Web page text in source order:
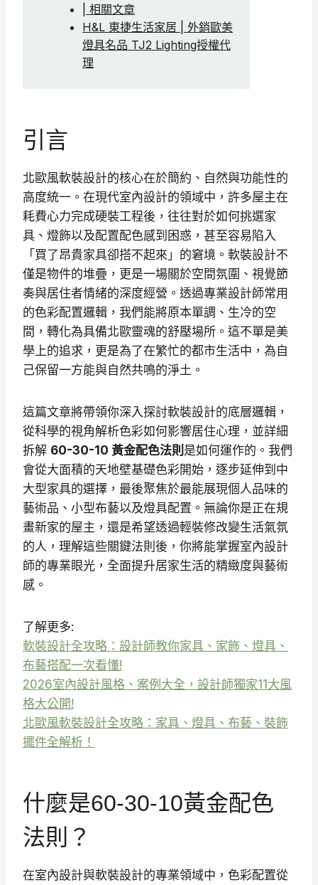
| 相關文章
H&L 東捷生活家居 | 外銷歐美
燈具名品 TJ2 Lighting授權代
理
引言
北歐風軟裝設計的核心在於簡約、自然與功能性的
高度統一。在現代室內設計的領域中，許多屋主在
耗費心力完成硬裝工程後，往往對於如何挑選家
具、燈飾以及配置配色感到困惑，甚至容易陷入
「買了昂貴家具卻搭不起來」的窘境。軟裝設計不
僅是物件的堆疊，更是一場關於空間氛圍、視覺節
奏與居住者情緒的深度經營。透過專業設計師常用
的色彩配置邏輯，我們能將原本單調、生冷的空
間，轉化為具備北歐靈魂的舒壓場所。這不單是美
學上的追求，更是為了在繁忙的都市生活中，為自
己保留一方能與自然共鳴的淨土。
這篇文章將帶領你深入探討軟裝設計的底層邏輯，
從科學的視角解析色彩如何影響居住心理，並詳細
拆解 60-30-10 黃金配色法則 是如何運作的。我們
會從大面積的天地壁基礎色彩開始，逐步延伸到中
大型家具的選擇，最後聚焦於最能展現個人品味的
藝術品、小型布藝以及燈具配置。無論你是正在規
畫新家的屋主，還是希望透過輕裝修改變生活氣氛
的人，理解這些關鍵法則後，你將能掌握室內設計
師的專業眼光，全面提升居家生活的精緻度與藝術
感。
了解更多:
軟裝設計全攻略：設計師教你家具、家飾、燈具、
布藝搭配一次看懂!
2026室內設計風格、案例大全，設計師獨家11大風
格大公開!
北歐風軟裝設計全攻略：家具、燈具、布藝、裝飾
擺件全解析！
什麼是60-30-10黃金配色
法則？
在室內設計與軟裝設計的專業領域中，色彩配置從